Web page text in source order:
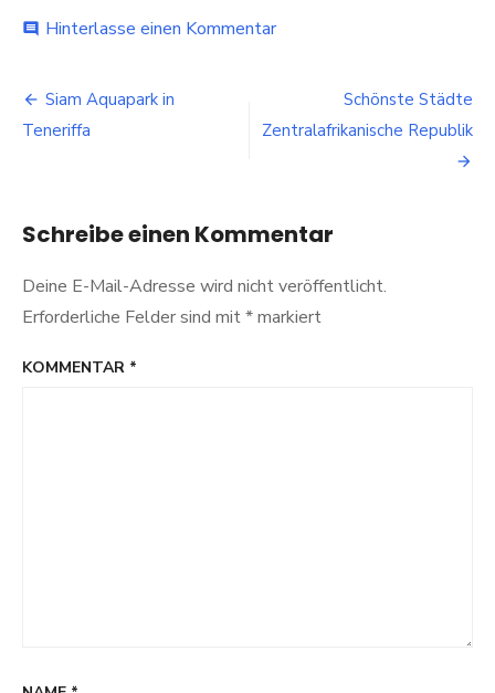
comment Hinterlasse einen Kommentarbei
Weißrussland
Beitragsnavigation
Siam Aquapark in
Teneriffa
Schönste Städte
Zentralafrikanische Republik
Schreibe einen Kommentar
Deine E-Mail-Adresse wird nicht veröffentlicht.
Erforderliche Felder sind mit*markiert
KOMMENTAR *